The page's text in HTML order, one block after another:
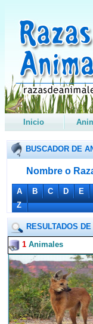
Inicio
BUSCADOR DE
Nombre o
A B C D E
Z
RESULTADOS
1 Animales